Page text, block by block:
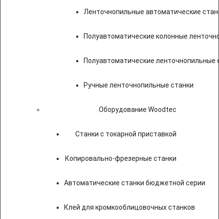
Ленточнопильные автоматические
Полуавтоматические колонные
Полуавтоматические ленточнопильные
Ручные ленточнопильные станки
Оборудование Woodtec
Станки с токарной приставкой
Копировально-фрезерные станки
Автоматические станки бюджетной серии
Клей для кромкооблицовочных станков